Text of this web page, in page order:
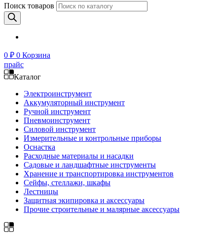
Поиск товаров
0 ₽ 0 Корзина
прайс
Каталог
Электроинструмент
Аккумуляторный инструмент
Ручной инструмент
Пневмоинструмент
Силовой инструмент
Измерительные и контрольные приборы
Оснастка
Расходные материалы и насадки
Садовые и ландшафтные инструменты
Хранение и транспортировка инструментов
Сейфы, стеллажи, шкафы
Лестницы
Защитная экипировка и аксессуары
Прочие строительные и малярные аксессуары